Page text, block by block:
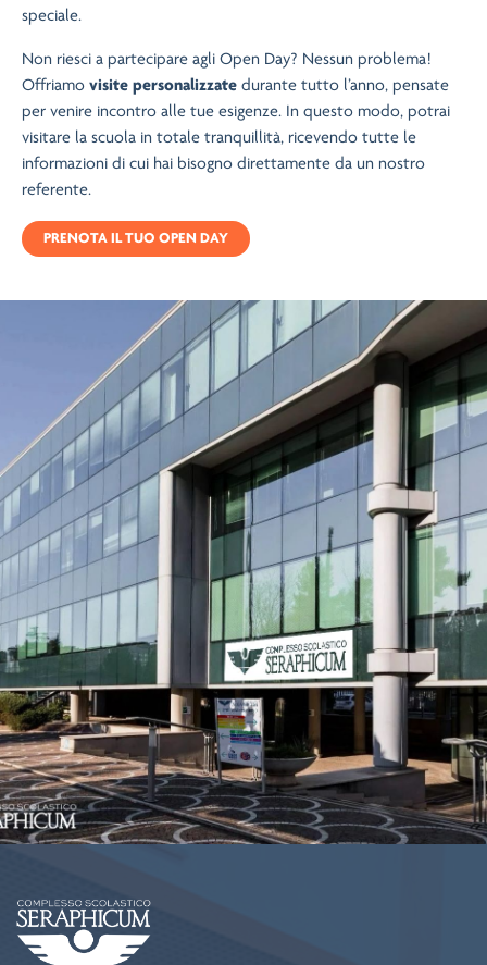
speciale.
Non riesci a partecipare agli Open Day? Nessun problema!
Offriamo visite personalizzate durante tutto l’anno, pensate
per venire incontro alle tue esigenze. In questo modo, potrai
visitare la scuola in totale tranquillità, ricevendo tutte le
informazioni di cui hai bisogno direttamente da un nostro
referente.
PRENOTA IL TUO OPEN DAY